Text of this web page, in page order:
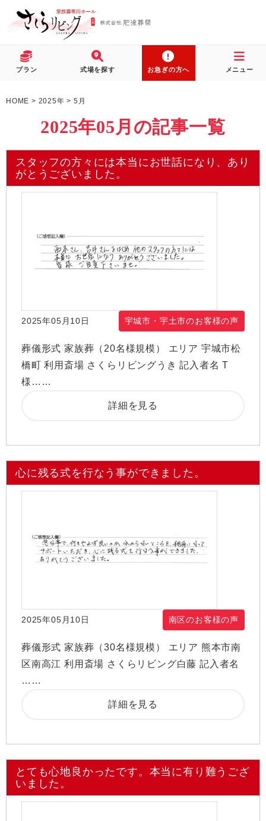
プラン 式場を探す お急ぎの方へ メニュー
HOME > 2025年 >5月
2025年05月の記事一覧
スタッフの方々には本当にお世話になり、あり
がとうございました。
2025年05月10日 宇城市・宇土市のお客様の声
葬儀形式 家族葬（20名様規模） エリア 宇城市松
橋町 利用斎場 さくらリビングうき 記入者名 T
様……
詳細を見る
心に残る式を行なう事ができました。
2025年05月10日 南区のお客様の声
葬儀形式 家族葬（30名様規模） エリア 熊本市南
区南高江 利用斎場 さくらリビング白藤 記入者名
……
詳細を見る
とても心地良かったです。本当に有り難うござ
いました。